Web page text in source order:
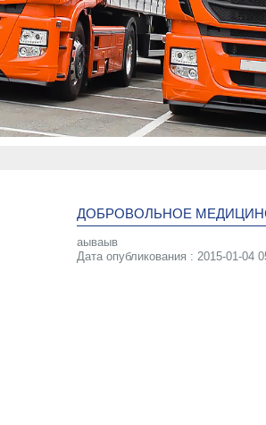
ДОБРОВОЛЬНОЕ
аываыв
Дата опубликования : 2015-01-04